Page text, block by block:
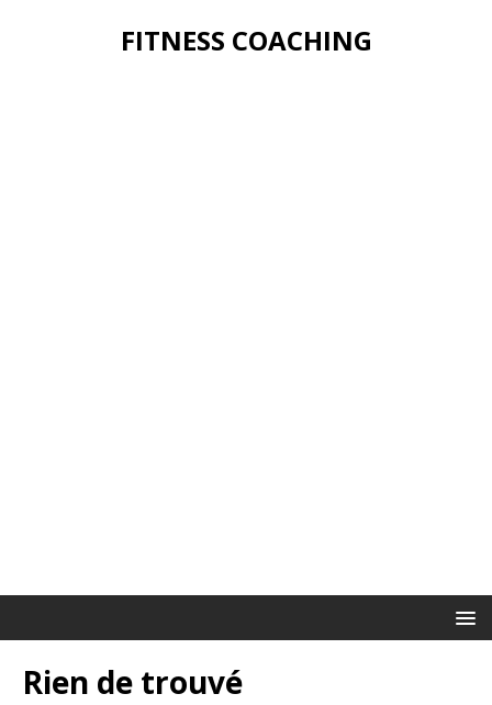
FITNESS COACHING
Rien de trouvé